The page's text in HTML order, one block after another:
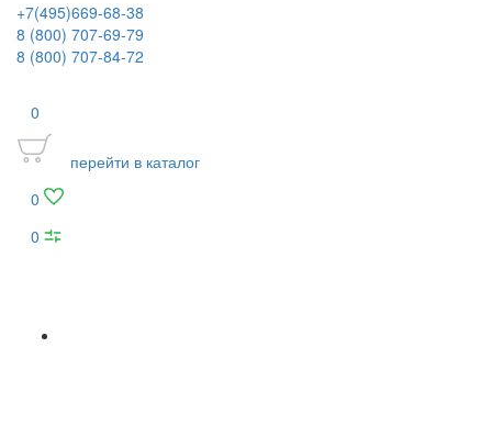
+7(495)669-68-38
8 (800) 707-69-79
8 (800) 707-84-72
0
перейти в каталог
0
0